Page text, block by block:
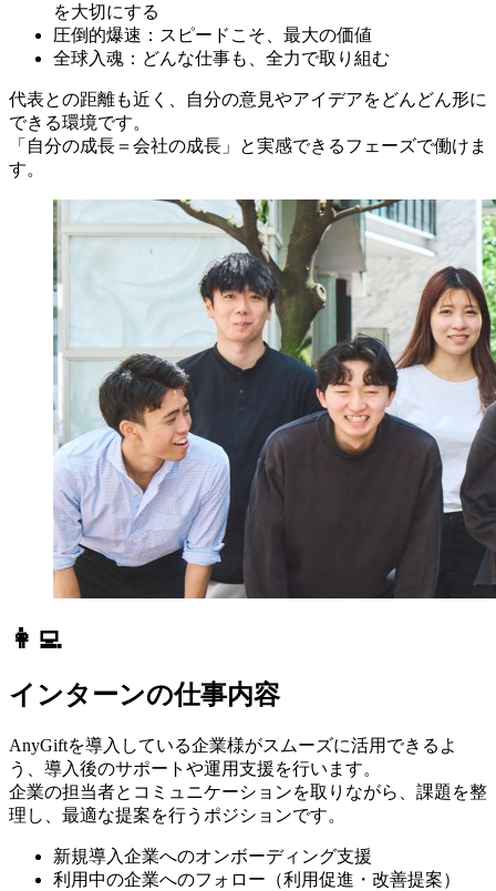
を大切にする
圧倒的爆速：スピードこそ、最大の価値
全球入魂：どんな仕事も、全力で取り組む
代表との距離も近く、自分の意見やアイデアをどんどん形に
できる環境です。
「自分の成長＝会社の成長」と実感できるフェーズで働けま
す。
👩‍💻
インターンの仕事内容
AnyGiftを導入している企業様がスムーズに活用できるよ
う、導入後のサポートや運用支援を行います。
企業の担当者とコミュニケーションを取りながら、課題を整
理し、最適な提案を行うポジションです。
新規導入企業へのオンボーディング支援
利用中の企業へのフォロー（利用促進・改善提案）